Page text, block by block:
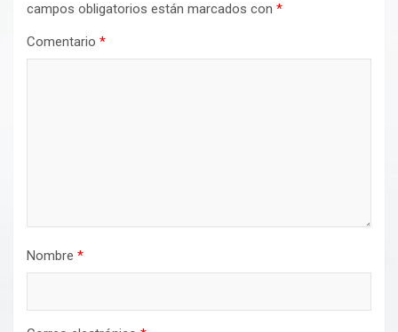
campos obligatorios están marcados con *
Comentario *
Nombre *